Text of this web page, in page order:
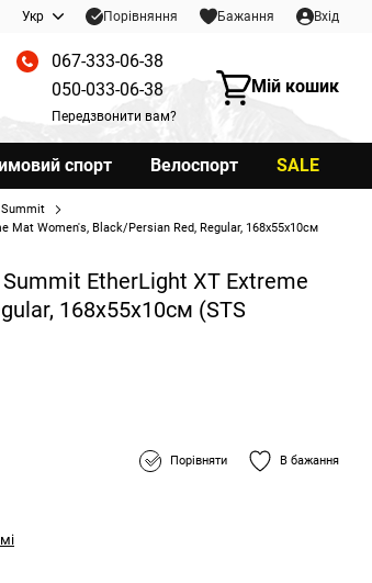
Укр Порівняння Бажання Вхід
067-333-06-38
050-033-06-38
Передзвонити вам?
Мій кошик
спорт Велоспорт SALE
Mat Women's, Black/Persian Red, Regular, 168x55x10см
EtherLight XT Extreme
168x55x10см (STS
Порівняти В бажання